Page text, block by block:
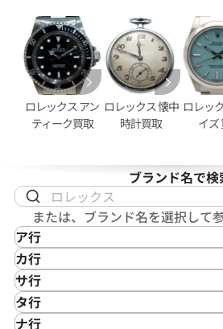
日時点の参考買取価格です
参考
イトナ 116509NR ブラック ロレ
ロレックス アン
ティーク買取
ロレックス 懐中
時計買取
ロレッ
イズ
ブランド名で検
または、ブランド名を選択して
ア行
IKEPOD
アイクポッド
IWC
アイダブリューシー
カ行
CASIO
カシオ
Cartier
サ行
Saint Laurent
サンローラン
タ行
TAG Heuer
ナ行